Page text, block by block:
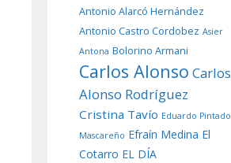
Antonio Alarcó Hernández
Antonio Castro Cordobez Asier
Antona Bolorino Armani
Carlos Alonso Carlos
Alonso Rodríguez
Cristina Tavío Eduardo Pintado
Mascareño Efraín Medina El
Cotarro EL DÍA